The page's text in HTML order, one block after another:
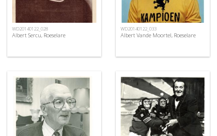
WD20140122_028
Albert Sercu, Roeselare
WD20140122_033
Albert Vande Moortel, Roeselare